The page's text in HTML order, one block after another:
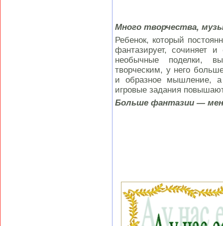
Много творчества,
Ребенок, который
фантазирует, сочиняет
необычные поделки,
творческим, у него
и образное мышление, а
игровые задания
Больше фантазии —